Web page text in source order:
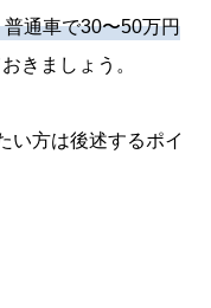
通車で30〜50万円
きましょう。
い方は後述するポイ